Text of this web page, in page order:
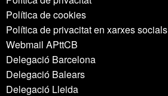
Política de cookies
Política de privacitat en xarxes socials
Webmail APttCB
Delegació Barcelona
Delegació Balears
Delegació Lleida